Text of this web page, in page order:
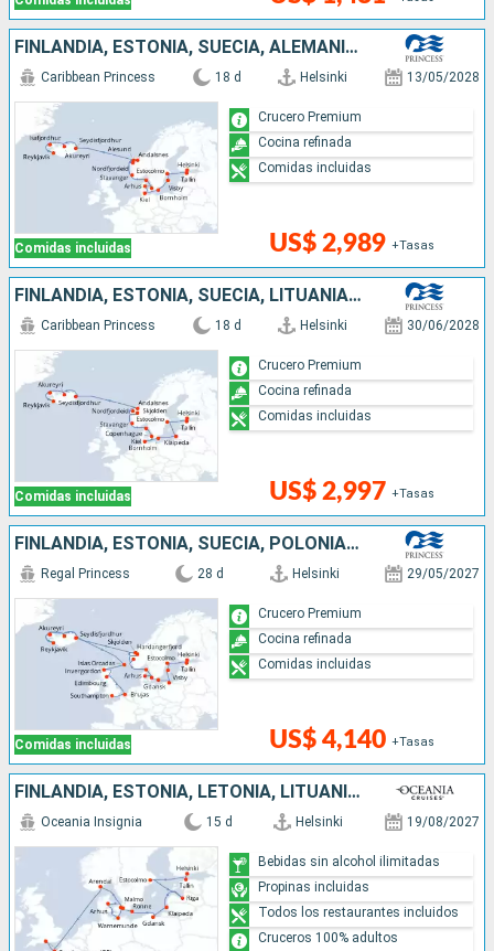
FINLANDIA, ESTONIA, SUECIA, ALEMANIA, DINAMARCA, NORUEGA, ISLANDIA
Comidas incluidas
Caribbean Princess 18 d Helsinki 13/05/2028
US$ 2,989 +Tasas
Crucero Premium
Cocina refinada
Comidas incluidas
FINLANDIA, ESTONIA, SUECIA, LITUANIA, DINAMARCA, ALEMANIA, NORUEGA, ISLANDIA
Comidas incluidas
Caribbean Princess 18 d Helsinki 30/06/2028
US$ 2,997 +Tasas
Crucero Premium
Cocina refinada
Comidas incluidas
FINLANDIA, ESTONIA, SUECIA, POLONIA, DINAMARCA, NORUEGA, ISLANDIA, BÉLGICA, REINO UNIDO
Comidas incluidas
Regal Princess 28 d Helsinki 29/05/2027
US$ 4,140 +Tasas
Crucero Premium
Cocina refinada
Comidas incluidas
FINLANDIA, ESTONIA, LETONIA, LITUANIA, POLONIA, SUECIA, ALEMANIA, DINAMARCA, NORUEGA, FRANCIA, REINO UNIDO
Oceania Insignia 15 d Helsinki 19/08/2027
Bebidas sin alcohol ilimitadas
Propinas incluidas
Todos los restaurantes incluidos
Cruceros 100% adultos